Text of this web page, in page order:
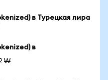
в Турецкая лира
в
₩